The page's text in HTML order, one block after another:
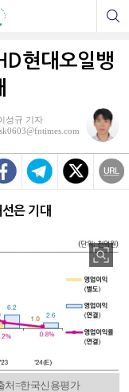
현대오일뱅
성규 기자
은 기대
처=한국신용평가